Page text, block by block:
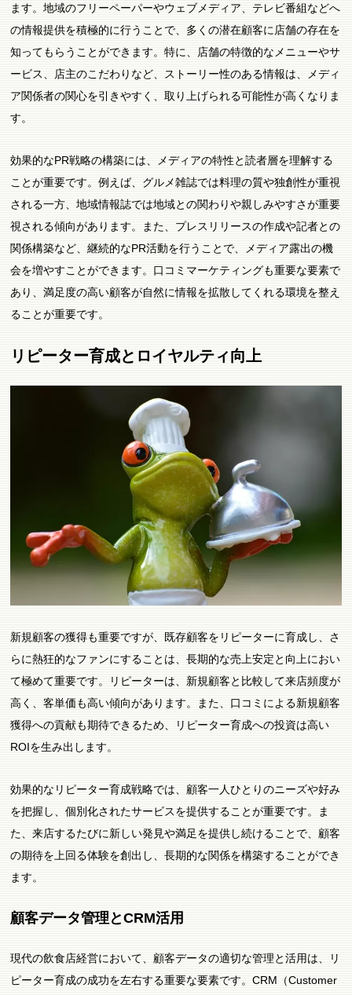
ます。地域のフリーペーパーやウェブメディア、テレビ番組などへ
の情報提供を積極的に行うことで、多くの潜在顧客に店舗の存在を
知ってもらうことができます。特に、店舗の特徴的なメニューやサ
ービス、店主のこだわりなど、ストーリー性のある情報は、メディ
ア関係者の関心を引きやすく、取り上げられる可能性が高くなりま
す。
効果的なPR戦略の構築には、メディアの特性と読者層を理解する
ことが重要です。例えば、グルメ雑誌では料理の質や独創性が重視
される一方、地域情報誌では地域との関わりや親しみやすさが重要
視される傾向があります。また、プレスリリースの作成や記者との
関係構築など、継続的なPR活動を行うことで、メディア露出の機
会を増やすことができます。口コミマーケティングも重要な要素で
あり、満足度の高い顧客が自然に情報を拡散してくれる環境を整え
ることが重要です。
リピーター育成とロイヤルティ向上
新規顧客の獲得も重要ですが、既存顧客をリピーターに育成し、さ
らに熱狂的なファンにすることは、長期的な売上安定と向上におい
て極めて重要です。リピーターは、新規顧客と比較して来店頻度が
高く、客単価も高い傾向があります。また、口コミによる新規顧客
獲得への貢献も期待できるため、リピーター育成への投資は高い
ROIを生み出します。
効果的なリピーター育成戦略では、顧客一人ひとりのニーズや好み
を把握し、個別化されたサービスを提供することが重要です。ま
た、来店するたびに新しい発見や満足を提供し続けることで、顧客
の期待を上回る体験を創出し、長期的な関係を構築することができ
ます。
顧客データ管理とCRM活用
現代の飲食店経営において、顧客データの適切な管理と活用は、リ
ピーター育成の成功を左右する重要な要素です。CRM（Customer